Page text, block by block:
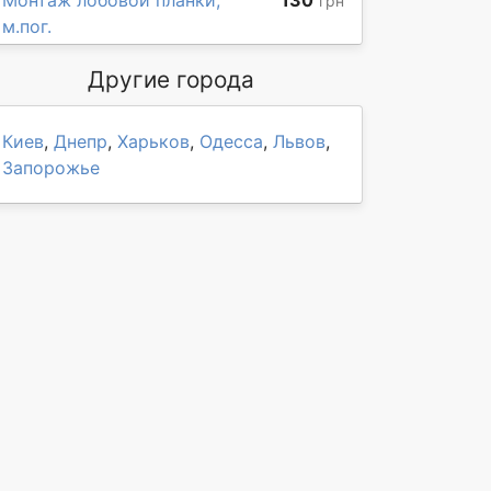
м.пог.
Другие города
Киев, Днепр, Харьков, Одесса, Львов,
Запорожье